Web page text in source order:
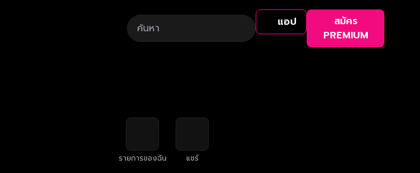
แอป
สมัคร
PREMIUM
รายการของฉัน แชร์